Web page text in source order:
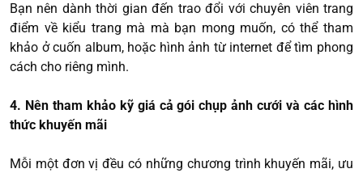
Bạn nên dành thời gian đến trao đổi với chuyên viên trang
điểm về kiểu trang mà mà bạn mong muốn, có thể tham
khảo ở cuốn album, hoặc hình ảnh từ internet để tìm phong
cách cho riêng mình.
4. Nên tham khảo kỹ giá cả gói chụp ảnh cưới và các hình
thức khuyến mãi
Mỗi một đơn vị đều có những chương trình khuyến mãi, ưu